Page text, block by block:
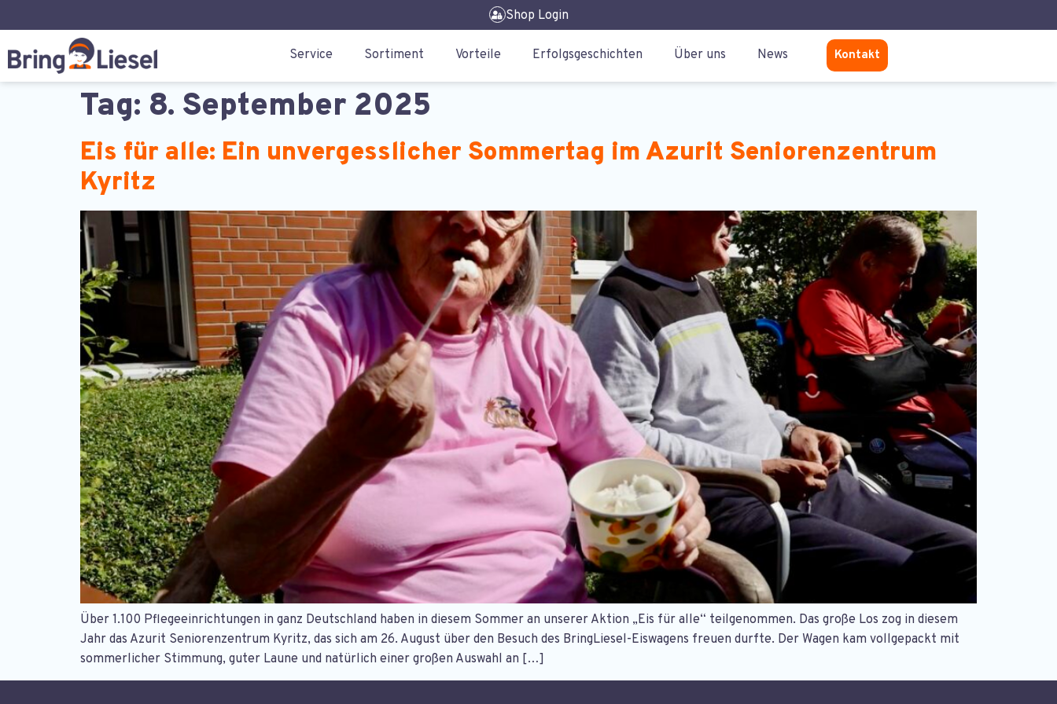
Shop Login
Service Sortiment Vorteile Erfolgsgeschichten Über uns News Kontakt
Tag: 8. September 2025
Eis für alle: Ein unvergesslicher Sommertag im Azurit Seniorenzentrum
Kyritz
Über 1.100 Pflegeeinrichtungen in ganz Deutschland haben in diesem Sommer an unserer Aktion „Eis für alle“ teilgenommen. Das große Los zog in diesem
Jahr das Azurit Seniorenzentrum Kyritz, das sich am 26. August über den Besuch des BringLiesel-Eiswagens freuen durfte. Der Wagen kam vollgepackt mit
sommerlicher Stimmung, guter Laune und natürlich einer großen Auswahl an […]